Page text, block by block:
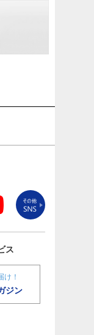
ス
け！
ジン